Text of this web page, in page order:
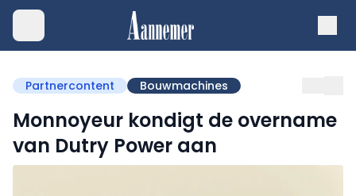
Partnercontent Bouwmachines
Monnoyeur kondigt de overname
van Dutry Power aan